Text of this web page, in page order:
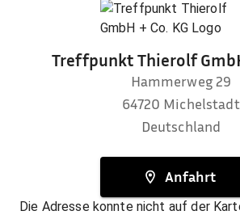
Treffpunkt Thierolf
Hammerweg 29
64720 Michelstadt
Deutschland
Anfahrt
Die Adresse konnte nicht auf der